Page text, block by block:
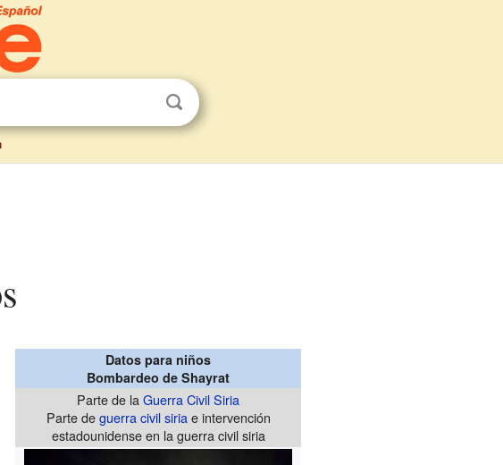
Datos para niños
Bombardeo de Shayrat
Parte de laGuerra Civil Siria
Parte deguerra civil siriae intervención
estadounidense en la guerra civil siria